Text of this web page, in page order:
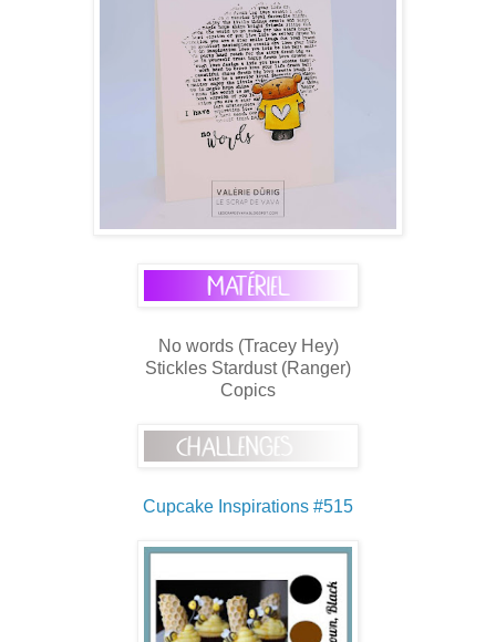
No words (Tracey Hey)
Stickles Stardust (Ranger)
Copics
Cupcake Inspirations #515